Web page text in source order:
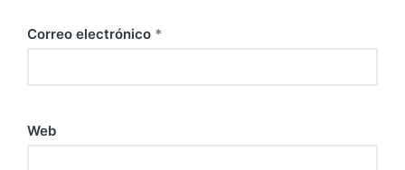
Correo electrónico *
Web